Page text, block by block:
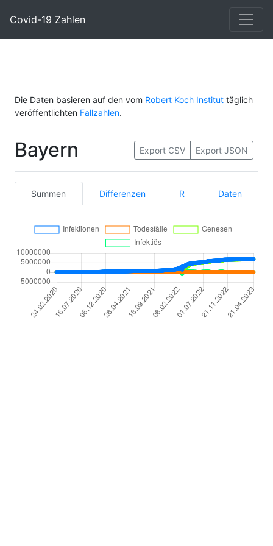
Covid-19 Zahlen
Die Daten basieren auf den vom Robert Koch Institut täglich
veröffentlichten Fallzahlen.
Bayern Export CSV Export JSON
Summen Differenzen R Daten